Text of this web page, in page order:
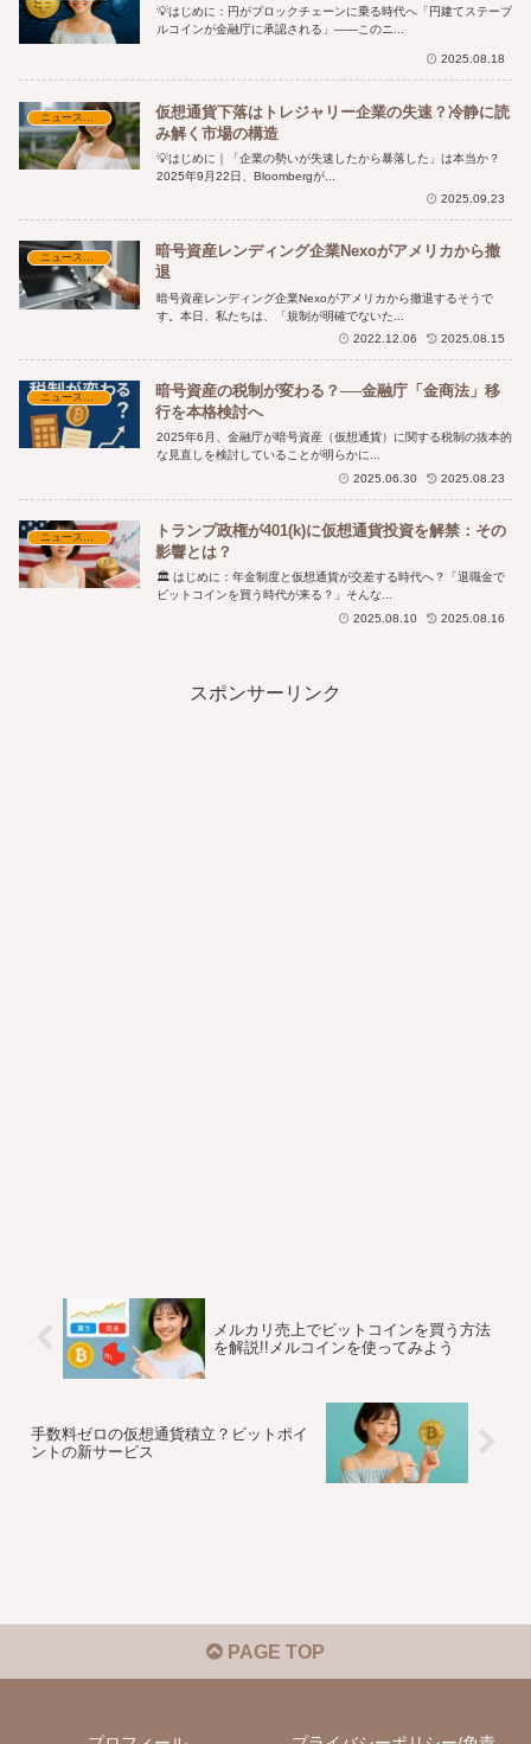
💡はじめに：円がブロックチェーンに乗る時代へ「円建てステーブ
ルコインが金融庁に承認される」——このニ...
2025.08.18
仮想通貨下落はトレジャリー企業の失速？冷静に読
み解く市場の構造
💡はじめに｜「企業の勢いが失速したから暴落した」は本当か？
2025年9月22日、Bloombergが...
2025.09.23
暗号資産レンディング企業Nexoがアメリカから撤
退
暗号資産レンディング企業Nexoがアメリカから撤退するそうで
す。本日、私たちは、「規制が明確でないた...
2022.12.06
2025.08.15
暗号資産の税制が変わる？──金融庁「金商法」移
行を本格検討へ
2025年6月、金融庁が暗号資産（仮想通貨）に関する税制の抜本的
な見直しを検討していることが明らかに...
2025.06.30
2025.08.23
トランプ政権が401(k)に仮想通貨投資を解禁：その
影響とは？
🏛️ はじめに：年金制度と仮想通貨が交差する時代へ？「退職金で
ビットコインを買う時代が来る？」そんな...
2025.08.10
2025.08.16
スポンサーリンク
メルカリ売上でビットコインを買う方法
を解説!!メルコインを使ってみよう
手数料ゼロの仮想通貨積立？ビットポイ
ントの新サービス
PAGE TOP